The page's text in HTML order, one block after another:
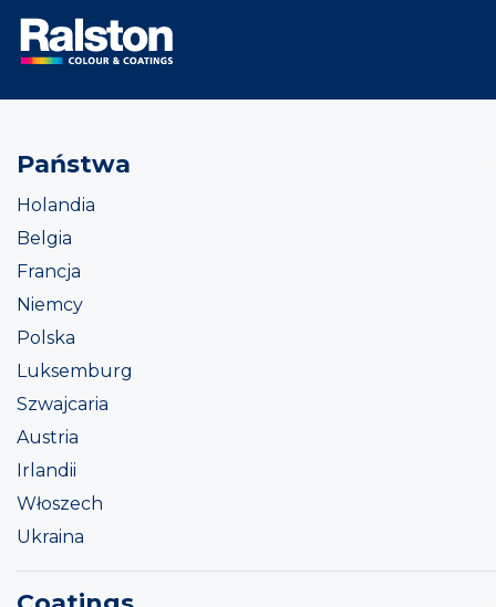
Państwa
Holandia
Belgia
Francja
Niemcy
Polska
Luksemburg
Szwajcaria
Austria
Irlandii
Włoszech
Ukraina